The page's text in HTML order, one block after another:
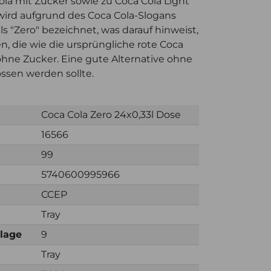
aufgrund des Coca Cola-Slogans
"Zero" bezeichnet, was darauf hinweist,
die wie die ursprüngliche rote Coca
Zucker. Eine gute Alternative ohne
werden sollte.
Coca Cola Zero 24x0,33l Dose
16566
99
5740600995966
CCEP
Tray
9
Tray